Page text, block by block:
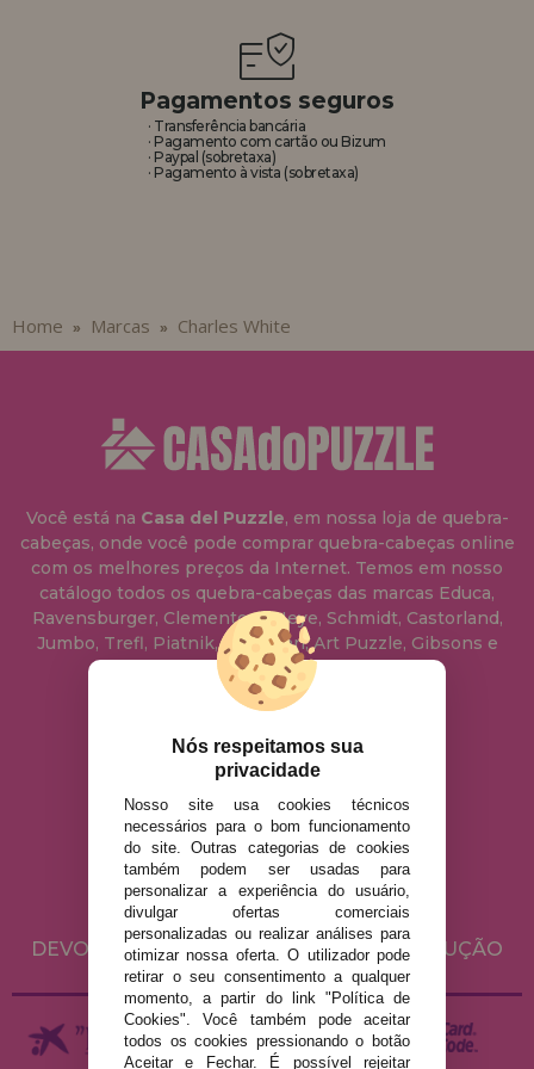
REGISTRO DE REVENDEDOR
Pagamentos seguros
· Transferência bancária
· Pagamento com cartão ou Bizum
· Paypal (sobretaxa)
· Pagamento à vista (sobretaxa)
Home » Marcas » Charles White
Você está na Casa del Puzzle, em nossa loja de quebra-
cabeças, onde você pode comprar quebra-cabeças online
com os melhores preços da Internet. Temos em nosso
catálogo todos os quebra-cabeças das marcas Educa,
Ravensburger, Clementoni, Heye, Schmidt, Castorland,
Jumbo, Trefl, Piatnik, Anatolian, Art Puzzle, Gibsons e
muito mais.
info@casadopuzzle.pt
AVISO LEGAL
POLÍTICA DE PRIVACIDADE
POLÍTICA DE COOKIES
ENVIO E DEVOLUÇÕES
DEVOLUÇÕES / DIREITO DE LIVRE RESOLUÇÃO
Nós respeitamos sua
privacidade
Nosso site usa cookies técnicos
necessários para o bom funcionamento
do site. Outras categorias de cookies
também podem ser usadas para
personalizar a experiência do usuário,
divulgar ofertas comerciais
personalizadas ou realizar análises para
otimizar nossa oferta. O utilizador pode
retirar o seu consentimento a qualquer
momento, a partir do link "Política de
Cookies". Você também pode aceitar
todos os cookies pressionando o botão
Aceitar e Fechar. É possível rejeitar